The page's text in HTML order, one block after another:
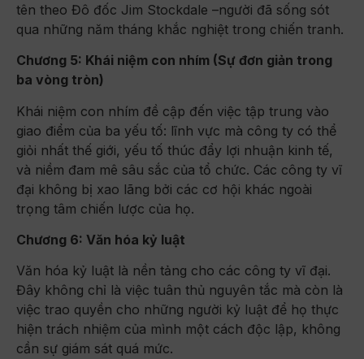
tên theo Đô đốc Jim Stockdale –người đã sống sót
qua những năm tháng khắc nghiệt trong chiến tranh.
Chương 5: Khái niệm con nhím (Sự đơn giản trong
ba vòng tròn)
Khái niệm con nhím đề cập đến việc tập trung vào
giao điểm của ba yếu tố: lĩnh vực mà công ty có thể
giỏi nhất thế giới, yếu tố thúc đẩy lợi nhuận kinh tế,
và niềm đam mê sâu sắc của tổ chức. Các công ty vĩ
đại không bị xao lãng bởi các cơ hội khác ngoài
trọng tâm chiến lược của họ.
Chương 6: Văn hóa kỷ luật
Văn hóa kỷ luật là nền tảng cho các công ty vĩ đại.
Đây không chỉ là việc tuân thủ nguyên tắc mà còn là
việc trao quyền cho những người kỷ luật để họ thực
hiện trách nhiệm của mình một cách độc lập, không
cần sự giám sát quá mức.